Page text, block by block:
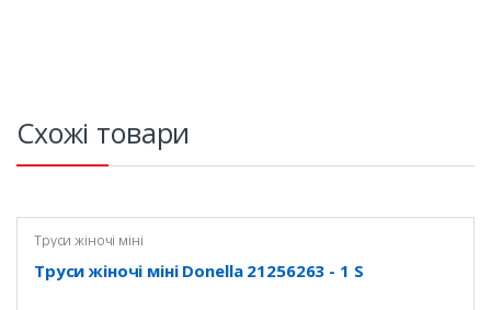
Схожі товари
Труси жіночі міні
Труси жіночі міні Donella 21256263 - 1 S